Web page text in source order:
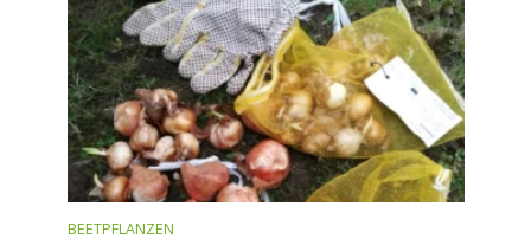
BEETPFLANZEN